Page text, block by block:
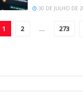
30 DE JULHO DE
1 2 … 273